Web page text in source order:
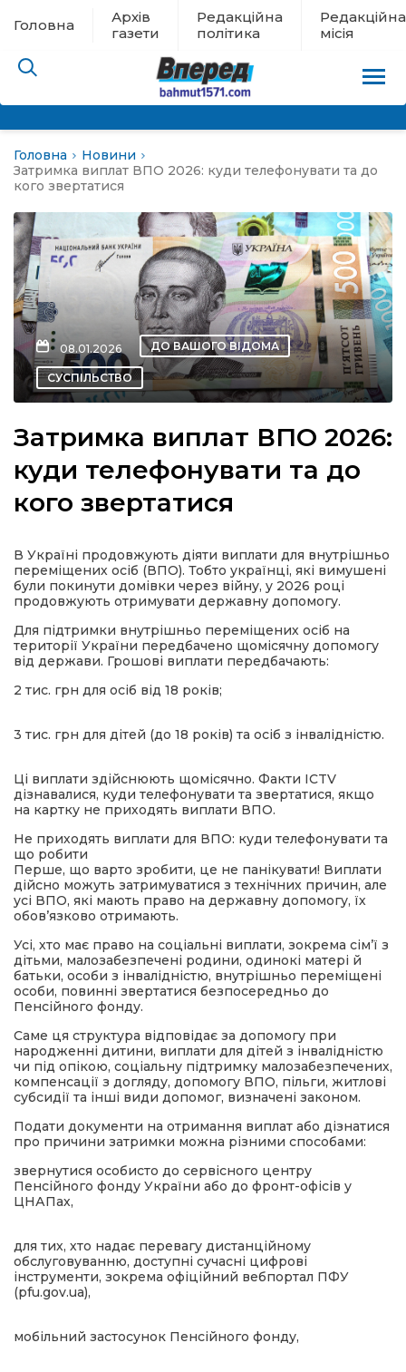
Головна
Архів
газети
Редакційна
політика
Редакційна
місія
евакуації
новини
політика
місія
Головна
Новини
Затримка виплат ВПО 2026: куди телефонувати та до
кого звертатися
08.01.2026 ДО ВАШОГО ВІДОМА
СУСПІЛЬСТВО
Затримка виплат ВПО 2026:
куди телефонувати та до
кого звертатися
В Україні продовжують діяти виплати для внутрішньо
переміщених осіб (ВПО). Тобто українці, які вимушені
були покинути домівки через війну, у 2026 році
продовжують отримувати державну допомогу.
Для підтримки внутрішньо переміщених осіб на
території України передбачено щомісячну допомогу
від держави. Грошові виплати передбачають:
2 тис. грн для осіб від 18 років;
3 тис. грн для дітей (до 18 років) та осіб з інвалідністю.
Ці виплати здійснюють щомісячно. Факти ICTV
дізнавалися, куди телефонувати та звертатися, якщо
на картку не приходять виплати ВПО.
Не приходять виплати для ВПО: куди телефонувати та
що робити
Перше, що варто зробити, це не панікувати! Виплати
дійсно можуть затримуватися з технічних причин, але
усі ВПО, які мають право на державну допомогу, їх
обов’язково отримають.
Усі, хто має право на соціальні виплати, зокрема сім’ї з
дітьми, малозабезпечені родини, одинокі матері й
батьки, особи з інвалідністю, внутрішньо переміщені
особи, повинні звертатися безпосередньо до
Пенсійного фонду.
Саме ця структура відповідає за допомогу при
народженні дитини, виплати для дітей з інвалідністю
чи під опікою, соціальну підтримку малозабезпечених,
компенсації з догляду, допомогу ВПО, пільги, житлові
субсидії та інші види допомог, визначені законом.
Подати документи на отримання виплат або дізнатися
про причини затримки можна різними способами:
звернутися особисто до сервісного центру
Пенсійного фонду України або до фронт-офісів у
ЦНАПах,
для тих, хто надає перевагу дистанційному
обслуговуванню, доступні сучасні цифрові
інструменти, зокрема офіційний вебпортал ПФУ
(pfu.gov.ua),
мобільний застосунок Пенсійного фонду,